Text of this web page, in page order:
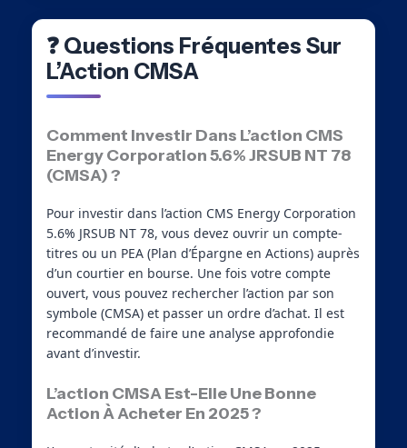
❓ Questions Fréquentes Sur
L’Action CMSA
Comment Investir Dans L’action CMS
Energy Corporation 5.6% JRSUB NT 78
(CMSA) ?
Pour investir dans l’action CMS Energy Corporation
5.6% JRSUB NT 78, vous devez ouvrir un compte-
titres ou un PEA (Plan d’Épargne en Actions) auprès
d’un courtier en bourse. Une fois votre compte
ouvert, vous pouvez rechercher l’action par son
symbole (CMSA) et passer un ordre d’achat. Il est
recommandé de faire une analyse approfondie
avant d’investir.
L’action CMSA Est-Elle Une Bonne
Action À Acheter En 2025 ?